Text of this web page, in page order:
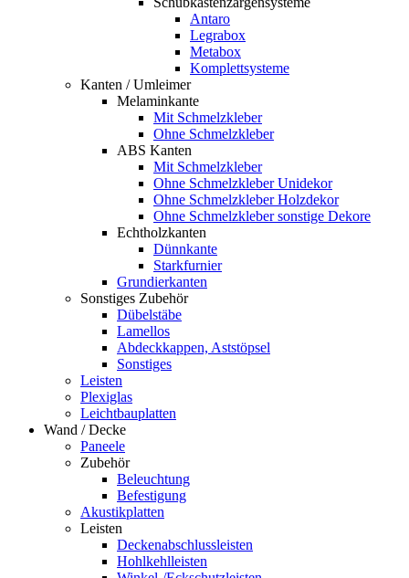
Antaro
Legrabox
Metabox
Komplettsysteme
Kanten / Umleimer
Melaminkante
Mit Schmelzkleber
Ohne Schmelzkleber
ABS Kanten
Mit Schmelzkleber
Ohne Schmelzkleber Unidekor
Ohne Schmelzkleber Holzdekor
Ohne Schmelzkleber sonstige Dekore
Echtholzkanten
Dünnkante
Starkfurnier
Grundierkanten
Sonstiges Zubehör
Dübelstäbe
Lamellos
Abdeckkappen, Aststöpsel
Sonstiges
Leisten
Plexiglas
Leichtbauplatten
Wand / Decke
Paneele
Zubehör
Beleuchtung
Befestigung
Akustikplatten
Leisten
Deckenabschlussleisten
Hohlkehlleisten